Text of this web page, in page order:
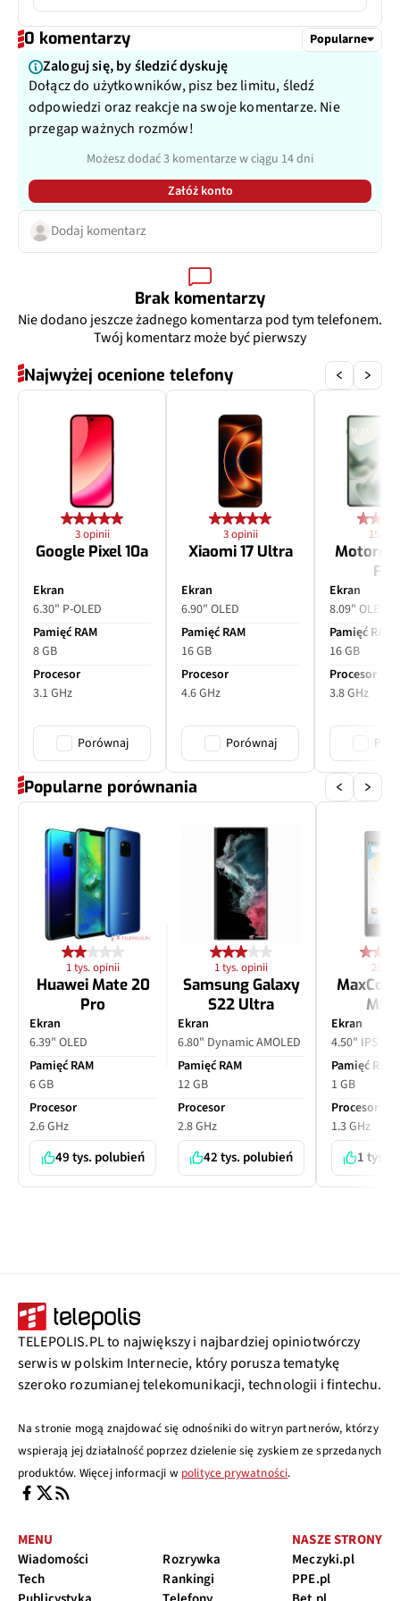
Matryca piksele 1,74 μm
Przysłona f/2.4
Filmy Tak
Zoom optyczny Nie
Dodatkowy aparat
Typ USB USB-C
0 komentarzy Popularne
Zaloguj się, by śledzić dyskuję
Dołącz do użytkowników, pisz bez limitu, śledź
odpowiedzi oraz reakcje na swoje komentarze. Nie
przegap ważnych rozmów!
Możesz dodać 3 komentarze w ciągu 14 dni
Załóż konto
Dodaj komentarz
Brak komentarzy
Nie dodano jeszcze żadnego komentarza pod tym telefonem.
Twój komentarz może być pierwszy
Najwyżej ocenione telefony
3 opinii
Google Pixel 10a
Ekran
6.30" P-OLED
Pamięć RAM
8 GB
Procesor
3.1 GHz
Porównaj
3 opinii
Xiaomi 17 Ultra
Ekran
6.90" OLED
Pamięć RAM
16 GB
Procesor
4.6 GHz
Porównaj
15
Motorola
Ekran
8.09" OLED
Pamięć RAM
16 GB
Procesor
3.8 GHz
Popularne porównania
1 tys. opinii
Huawei Mate 20
Pro
Ekran
6.39" OLED
Pamięć RAM
6 GB
Procesor
2.6 GHz
49 tys. polubień
1 tys. opinii
Samsung Galaxy
S22 Ultra
Ekran
6.80" Dynamic AMOLED
Pamięć RAM
12 GB
Procesor
2.8 GHz
42 tys. polubień
28
Ekran
4.50" IPS
Pamięć RAM
1 GB
Procesor
1.3 GHz
1 tys.
TELEPOLIS.PL to największy i najbardziej opiniotwórczy
serwis w polskim Internecie, który porusza tematykę
szeroko rozumianej telekomunikacji, technologii i fintechu.
Na stronie mogą znajdować się odnośniki do witryn partnerów, którzy
wspierają jej działalność poprzez dzielenie się zyskiem ze sprzedanych
produktów. Więcej informacji w polityce prywatności.
MENU
Wiadomości
Tech
Rozrywka
Rankingi
NASZE STRONY
Meczyki.pl
PPE.pl